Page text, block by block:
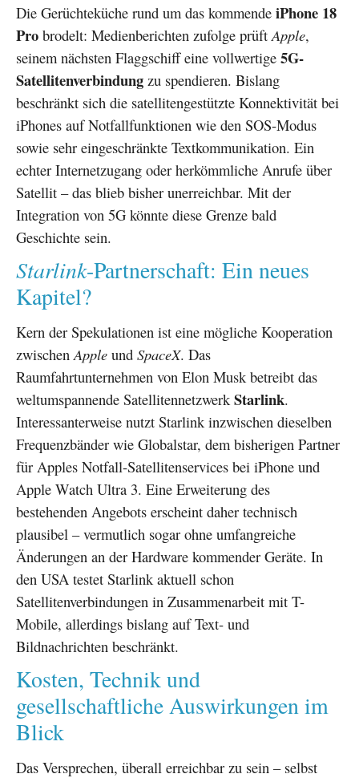
Die Gerüchteküche rund um das kommende iPhone 18
Pro brodelt: Medienberichten zufolge prüft Apple,
seinem nächsten Flaggschiff eine vollwertige 5G-
Satellitenverbindung zu spendieren. Bislang
beschränkt sich die satellitengestützte Konnektivität bei
iPhones auf Notfallfunktionen wie den SOS-Modus
sowie sehr eingeschränkte Textkommunikation. Ein
echter Internetzugang oder herkömmliche Anrufe über
Satellit – das blieb bisher unerreichbar. Mit der
Integration von 5G könnte diese Grenze bald
Geschichte sein.
Starlink-Partnerschaft: Ein neues
Kapitel?
Kern der Spekulationen ist eine mögliche Kooperation
zwischen Apple und SpaceX. Das
Raumfahrtunternehmen von Elon Musk betreibt das
weltumspannende Satellitennetzwerk Starlink.
Interessanterweise nutzt Starlink inzwischen dieselben
Frequenzbänder wie Globalstar, dem bisherigen Partner
für Apples Notfall-Satellitenservices bei iPhone und
Apple Watch Ultra 3. Eine Erweiterung des
bestehenden Angebots erscheint daher technisch
plausibel – vermutlich sogar ohne umfangreiche
Änderungen an der Hardware kommender Geräte. In
den USA testet Starlink aktuell schon
Satellitenverbindungen in Zusammenarbeit mit T-
Mobile, allerdings bislang auf Text- und
Bildnachrichten beschränkt.
Kosten, Technik und
gesellschaftliche Auswirkungen im
Blick
Das Versprechen, überall erreichbar zu sein – selbst